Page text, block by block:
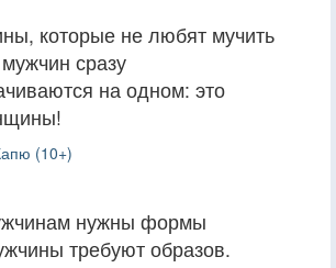
которые не любят мучить
сразу
на одном: это
(10+)
нужны формы
требуют образов.